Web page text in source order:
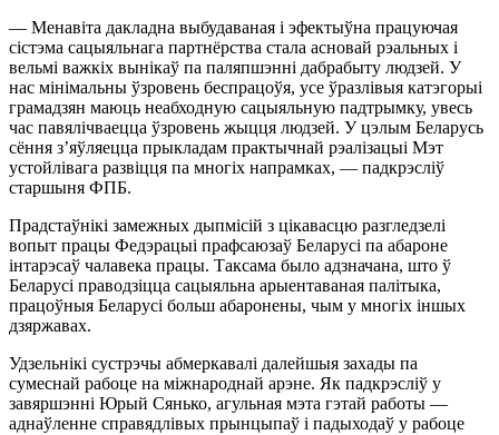
— Менавіта дакладна выбудаваная і эфектыўна працуючая
сістэма сацыяльнага партнёрства стала асновай рэальных і
вельмі важкіх вынікаў па паляпшэнні дабрабыту людзей. У
нас мінімальны ўзровень беспрацоўя, усе ўразлівыя катэгорыі
грамадзян маюць неабходную сацыяльную падтрымку, увесь
час павялічваецца ўзровень жыцця людзей. У цэлым Беларусь
сёння з’яўляецца прыкладам практычнай рэалізацыі Мэт
устойлівага развіцця па многіх напрамках, — падкрэсліў
старшыня ФПБ.
Прадстаўнікі замежных дыпмісій з цікавасцю разгледзелі
вопыт працы Федэрацыі прафсаюзаў Беларусі па абароне
інтарэсаў чалавека працы. Таксама было адзначана, што ў
Беларусі праводзіцца сацыяльна арыентаваная палітыка,
працоўныя Беларусі больш абаронены, чым у многіх іншых
дзяржавах.
Удзельнікі сустрэчы абмеркавалі далейшыя захады па
сумеснай рабоце на міжнароднай арэне. Як падкрэсліў у
завяршэнні Юрый Сянько, агульная мэта гэтай работы —
аднаўленне справядлівых прынцыпаў і падыходаў у рабоце